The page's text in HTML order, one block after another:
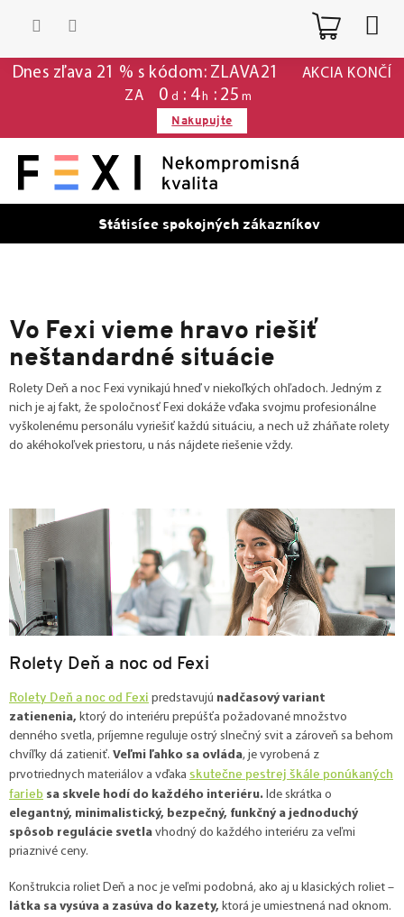
Dnes zľava 21 % s kódom: ZLAVA21
AKCIA KONČÍ
ZA
0 d 4 h 25 m
Nakupujte
Státisíce spokojných zákazníkov
Vo Fexi vieme hravo riešiť
neštandardné situácie
Rolety Deň a noc Fexi vynikajú hneď v niekoľkých ohľadoch. Jedným z
nich je aj fakt, že spoločnosť Fexi dokáže vďaka svojmu profesionálne
vyškolenému personálu vyriešiť každú situáciu, a nech už zháňate rolety
do akéhokoľvek priestoru, u nás nájdete riešenie vždy.
Rolety Deň a noc od Fexi
Rolety Deň a noc od Fexi predstavujú nadčasový variant
zatienenia, ktorý do interiéru prepúšťa požadované množstvo
denného svetla, príjemne reguluje ostrý slnečný svit a zároveň sa behom
chvíľky dá zatieniť. Veľmi ľahko sa ovláda, je vyrobená z
prvotriednych materiálov a vďaka skutečne pestrej škále ponúkaných
farieb sa skvele hodí do každého interiéru. Ide skrátka o
elegantný, minimalistický, bezpečný, funkčný a jednoduchý
spôsob regulácie svetla vhodný do každého interiéru za veľmi
priaznivé ceny.
Konštrukcia roliet Deň a noc je veľmi podobná, ako aj u klasických roliet –
látka sa vysúva a zasúva do kazety, ktorá je umiestnená nad oknom.